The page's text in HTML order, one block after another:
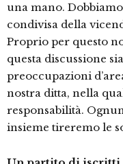
una mano.
condivisa della
Proprio per questo
questa discussione
preoccupazioni
nostra ditta, nella
responsabilità.
insieme tireremo le